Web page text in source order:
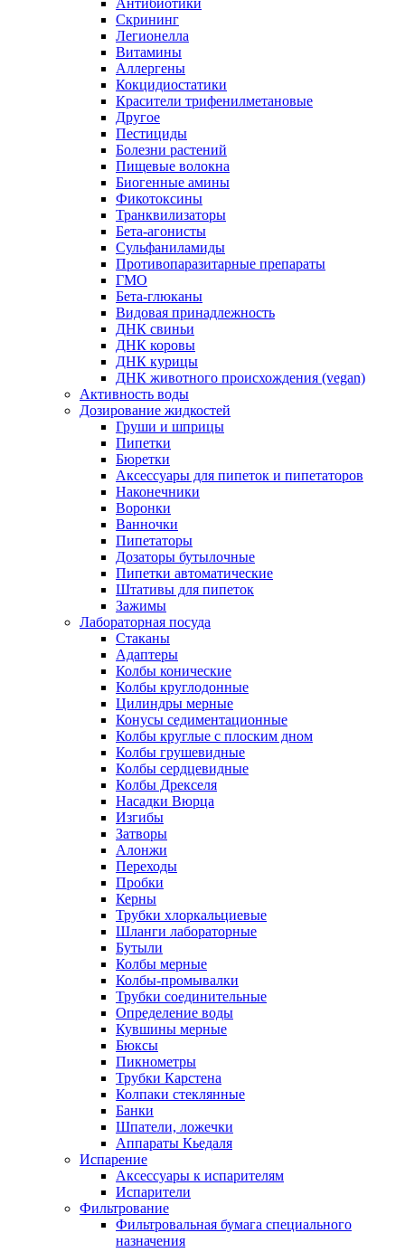
Антибиотики
Скрининг
Легионелла
Витамины
Аллергены
Кокцидиостатики
Красители трифенилметановые
Другое
Пестициды
Болезни растений
Пищевые волокна
Биогенные амины
Фикотоксины
Транквилизаторы
Бета-агонисты
Сульфаниламиды
Противопаразитарные препараты
ГМО
Бета-глюканы
Видовая принадлежность
ДНК свиньи
ДНК коровы
ДНК курицы
ДНК животного происхождения (vegan)
Активность воды
Дозирование жидкостей
Груши и шприцы
Пипетки
Бюретки
Аксессуары для пипеток и пипетаторов
Наконечники
Воронки
Ванночки
Пипетаторы
Дозаторы бутылочные
Пипетки автоматические
Штативы для пипеток
Зажимы
Лабораторная посуда
Стаканы
Адаптеры
Колбы конические
Колбы круглодонные
Цилиндры мерные
Конусы седиментационные
Колбы круглые с плоским дном
Колбы грушевидные
Колбы сердцевидные
Колбы Дрекселя
Насадки Вюрца
Изгибы
Затворы
Алонжи
Переходы
Пробки
Керны
Трубки хлоркальциевые
Шланги лабораторные
Бутыли
Колбы мерные
Колбы-промывалки
Трубки соединительные
Определение воды
Кувшины мерные
Бюксы
Пикнометры
Трубки Карстена
Колпаки стеклянные
Банки
Шпатели, ложечки
Аппараты Кьедаля
Испарение
Аксессуары к испарителям
Испарители
Фильтрование
Фильтровальная бумага специального
назначения